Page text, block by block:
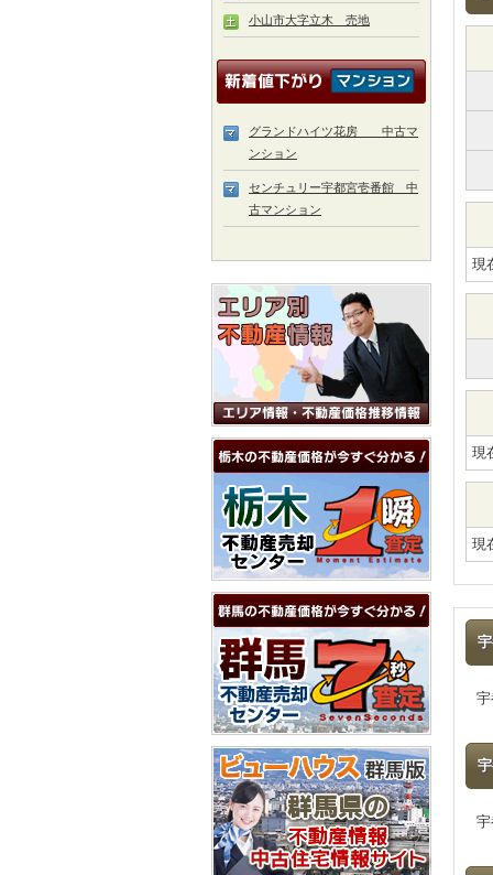
現
現
現
小山市大字立木 売地
グランドハイツ花房 中古マ
ンション
センチュリー宇都宮壱番館 中
古マンション